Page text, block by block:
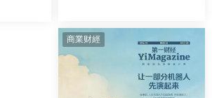
商業财經